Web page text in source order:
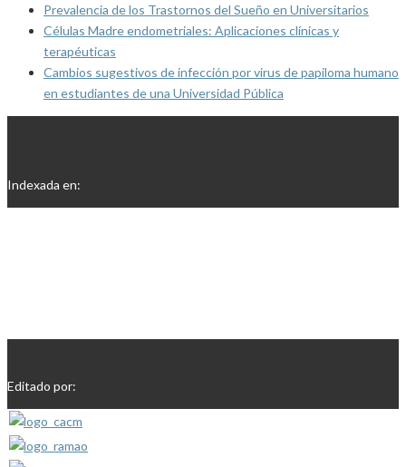
Prevalencia de los Trastornos del Sueño en Universitarios
Células Madre endometriales: Aplicaciones clínicas y
terapéuticas
Cambios sugestivos de infección por virus de papiloma humano
en estudiantes de una Universidad Pública
Indexada en:
Editado por: